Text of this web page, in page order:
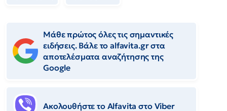
Μάθε πρώτος όλες τις σημαντικές
ειδήσεις. Βάλε το alfavita.gr στα
αποτελέσματα αναζήτησης της
Google
Ακολουθήστε το Αlfavita στο Viber